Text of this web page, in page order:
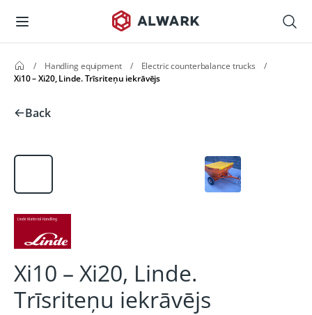
/ Handling equipment / Electric counterbalance trucks
/
Xi10 – Xi20, Linde. Trīsriteņu iekrāvējs
Back
Xi10 – Xi20, Linde.
Trīsriteņu iekrāvējs